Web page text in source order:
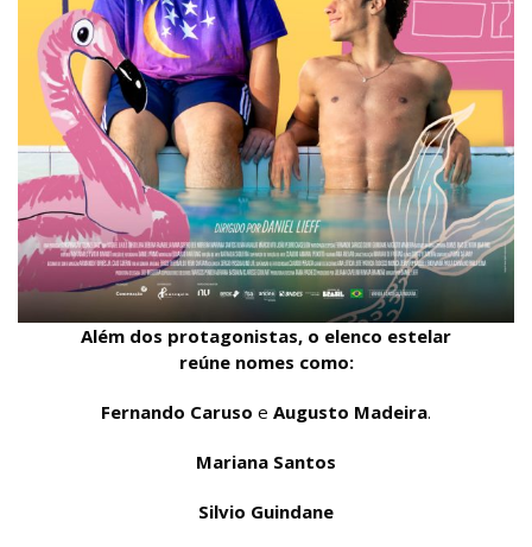
Além dos protagonistas, o elenco estelar
reúne nomes como:
Fernando Caruso e Augusto Madeira.
Mariana Santos
Silvio Guindane